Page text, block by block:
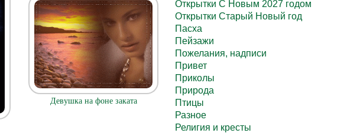
Девушка на фоне заката
Открытки С Новым 2027 годом
Открытки Старый Новый год
Пасха
Пейзажи
Пожелания, надписи
Привет
Приколы
Природа
Птицы
Разное
Религия и кресты